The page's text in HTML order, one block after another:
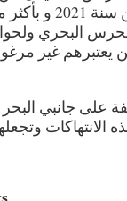
، مما يعني زيادة ب 38% مقارنة
للحرس البحري
يعتبرهم غير
على جانبي البحر